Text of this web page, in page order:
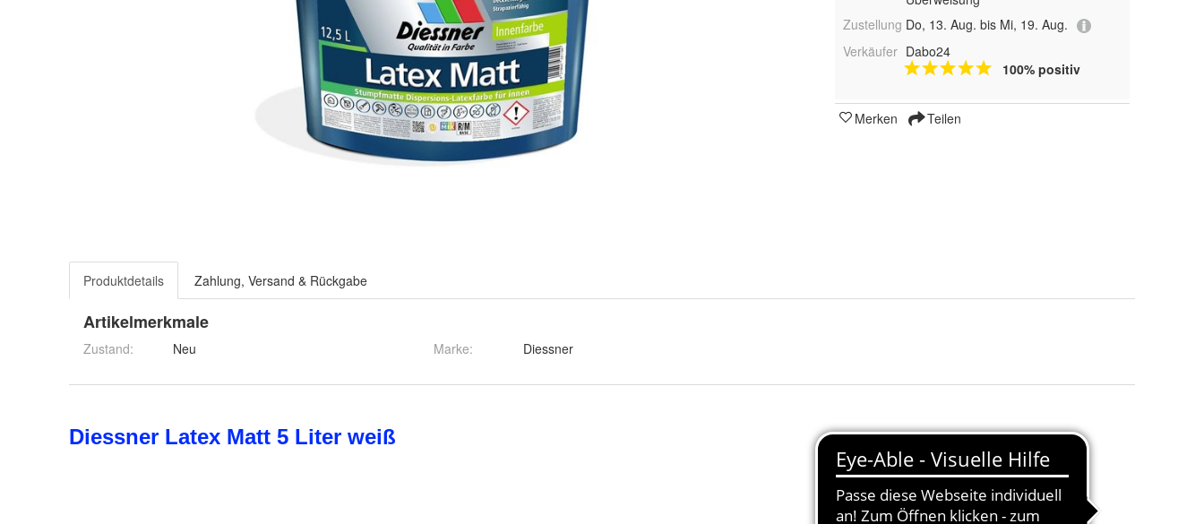
Zustellung Do, 13. Aug. bis Mi, 19. Aug.
Verkäufer Dabo24
100% positiv
Merken Teilen
Produktdetails Zahlung, Versand & Rückgabe
Artikelmerkmale
Zustand: Neu Marke: Diessner